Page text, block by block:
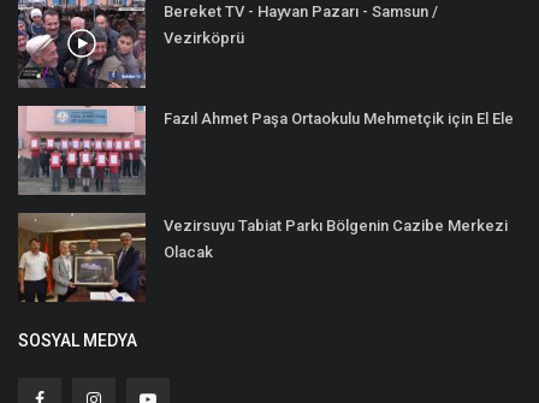
Bereket TV - Hayvan Pazarı - Samsun /
Vezirköprü
Fazıl Ahmet Paşa Ortaokulu Mehmetçik için El Ele
Vezirsuyu Tabiat Parkı Bölgenin Cazibe Merkezi
Olacak
SOSYAL MEDYA